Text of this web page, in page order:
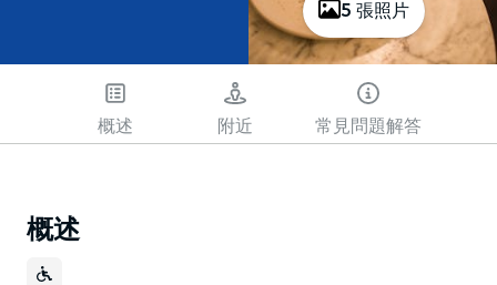
5 張照片
概述 附近 常見問題解答
概述